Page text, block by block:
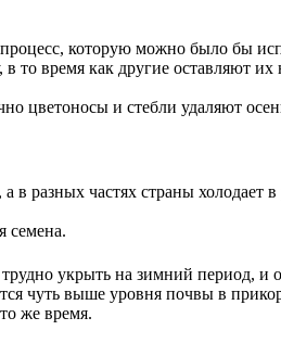
которую можно было бы
то время как другие оставляют их
цветоносы и стебли удаляют
в разных частях страны холодает
семена.
укрыть на зимний период, и
чуть выше уровня почвы в
же время.